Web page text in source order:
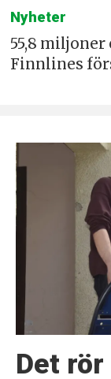
Nyheter
55,8
Finnlines
Det